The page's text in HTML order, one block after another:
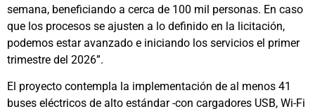
semana, beneficiando a cerca de 100 mil personas. En caso
que los procesos se ajusten a lo definido en la licitación,
podemos estar avanzado e iniciando los servicios el primer
trimestre del 2026”.
El proyecto contempla la implementación de al menos 41
buses eléctricos de alto estándar -con cargadores USB, Wi-Fi